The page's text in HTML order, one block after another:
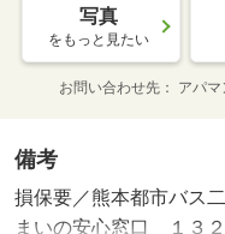
写真
をもっと見たい
お問い合わせ先 アパ
備考
損保要／熊本都市バス
まいの安心窓口 １３